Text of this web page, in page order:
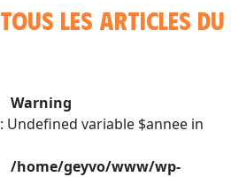
Tous les articles du
Warning
: Undefined variable $annee in
/home/geyvo/www/wp-